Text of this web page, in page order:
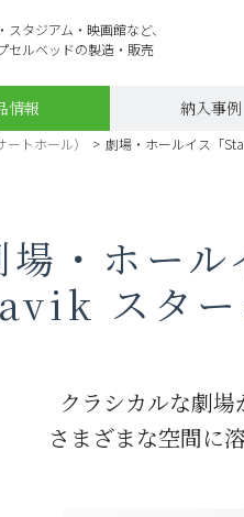
タジアム・映画館など、
セルベッドの製造・販売
情報 納入事例
トホール） > 劇場・ホールイス「
場・ホー
スター
クラシカルな劇
さまざまな空間に